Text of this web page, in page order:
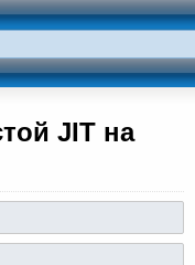
JIT на